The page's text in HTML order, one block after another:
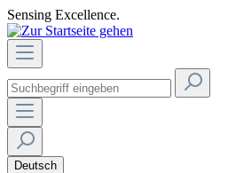
Sensing Excellence.
Deutsch